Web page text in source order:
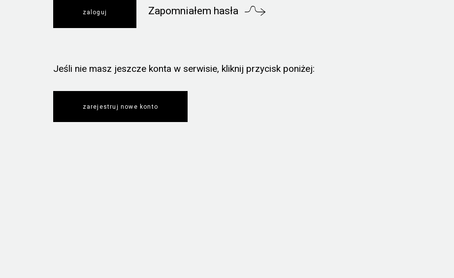
Zapomniałem hasła
Jeśli nie masz jeszcze konta w serwisie, kliknij przycisk poniżej:
zarejestruj nowe konto